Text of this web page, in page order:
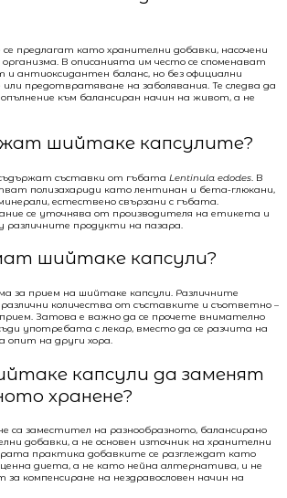
предлагат като хранителни добавки, насочени
В описанията им често се споменават
антиоксидантен баланс, но без официални
предотвратяване на заболявания. Те следва да
към балансиран начин на живот, а не
шийтаке капсулите?
съставки от гъбата Lentinula edodes. В
полизахариди като лентинан и бета-глюкани,
естествено свързани с гъбата.
се уточнява от производителя на етикета и
различните продукти на пазара.
шийтаке капсули?
за прием на шийтаке капсули. Различните
количества от съставките и съответно –
прием. Затова е важно да се прочете внимателно
употребата с лекар, вместо да се разчита на
опит на други хора.
капсули да заменят
хранене?
са заместител на разнообразното, балансирано
добавки, а не основен източник на хранителни
практика добавките се разглеждат като
диета, а не като нейна алтернатива, и не
за компенсиране на нездравословен начин на